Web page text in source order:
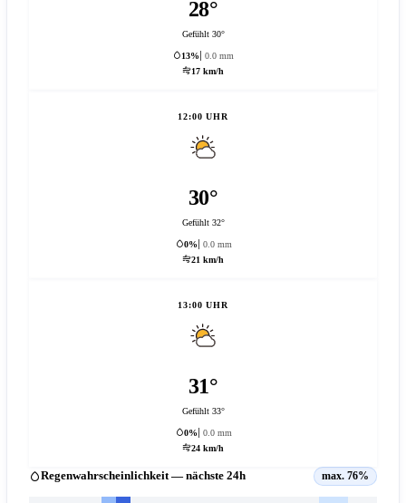
28°
Gefühlt 30°
13%
0.0 mm
17 km/h
12:00 UHR
30°
Gefühlt 32°
0%
0.0 mm
21 km/h
13:00 UHR
31°
Gefühlt 33°
0%
0.0 mm
24 km/h
Regenwahrscheinlichkeit — nächste 24h max. 76%